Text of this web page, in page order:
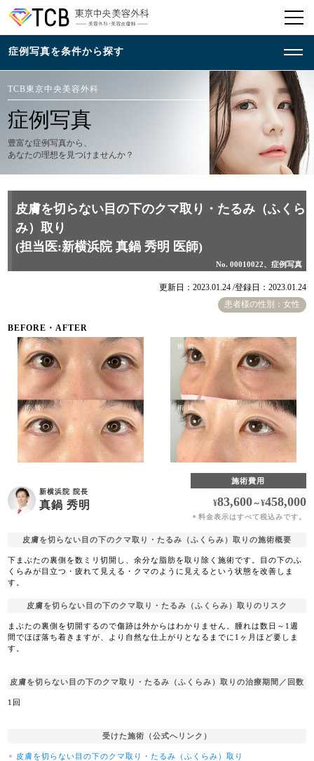
TCB東京中央美容外科
症例写真
豊富な症例写真から、
あなたの理想を見つけませんか？
皮膚を切らない目の下のクマ取り・たるみ（ふくら
み）取り
(担当医:新横浜院 真鍋 秀明 医師)
No. 00010022、症例写真
患者様の性別：女性
更新日：2023.01.24 /登録日：2023.01.24
BEFORE・AFTER
新横浜院 院長
真鍋 秀明
施術費用
¥83,600～¥458,000
＊ 料金表示はすべて税込みです。
皮膚を切らない目の下のクマ取り・たるみ（ふくらみ）取りの施術概要
下まぶたの裏側を数ミリ切開し、余分な脂肪を取り除く施術です。目の下のふ
くらみが目立つ・疲れて見える・クマのように見えるという状態を改善しま
す。
皮膚を切らない目の下のクマ取り・たるみ（ふくらみ）取りのリスク
まぶたの裏側を切開するので傷跡は外からはわかりません。腫れは数日～1週
間でほぼ落ち着きますが、より自然な仕上がりとなるまでに1ヶ月ほど要しま
す。
皮膚を切らない目の下のクマ取り・たるみ（ふくらみ）取りの治療期間／回数
1回
受けた施術（公式へリンク）
皮膚を切らない目の下のクマ取り・たるみ（ふくらみ）取り